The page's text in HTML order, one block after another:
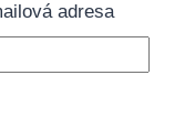
héliom,
adresa